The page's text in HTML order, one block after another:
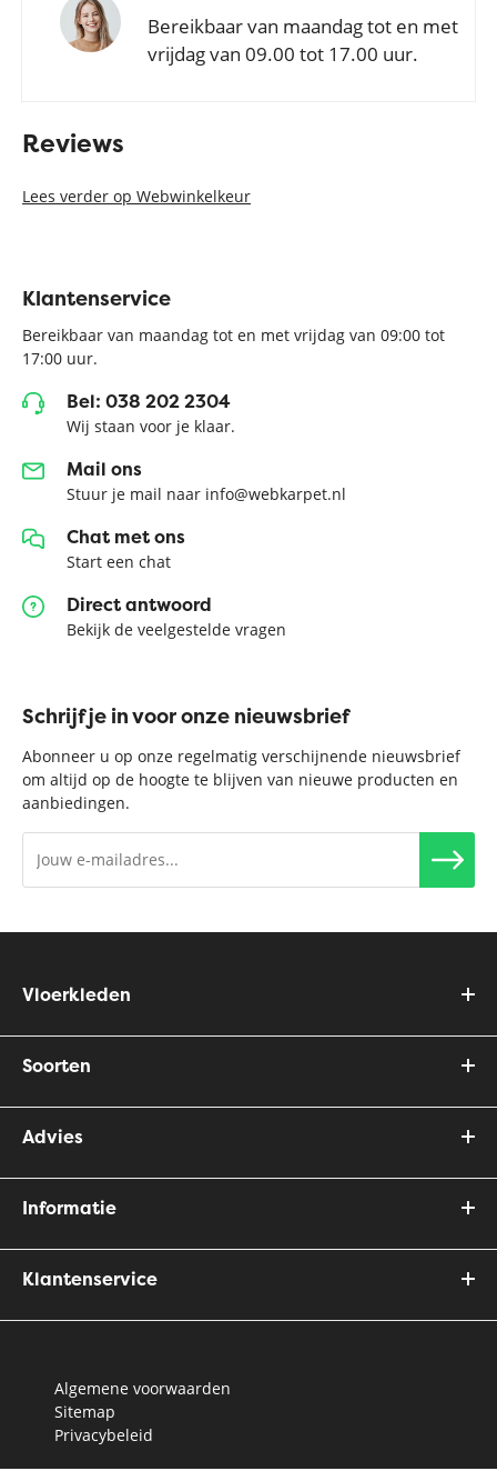
Bereikbaar van maandag tot en met
vrijdag van 09.00 tot 17.00 uur.
Reviews
Lees verder op Webwinkelkeur
Klantenservice
Bereikbaar van maandag tot en met vrijdag van 09:00 tot
17:00 uur.
Bel: 038 202 2304
Wij staan voor je klaar.
Mail ons
Stuur je mail naar info@webkarpet.nl
Chat met ons
Start een chat
Direct antwoord
Bekijk de veelgestelde vragen
Schrijf je in voor onze nieuwsbrief
Abonneer u op onze regelmatig verschijnende nieuwsbrief
om altijd op de hoogte te blijven van nieuwe producten en
aanbiedingen.
Vloerkleden
Soorten
Advies
Informatie
Klantenservice
Algemene voorwaarden
Sitemap
Privacybeleid